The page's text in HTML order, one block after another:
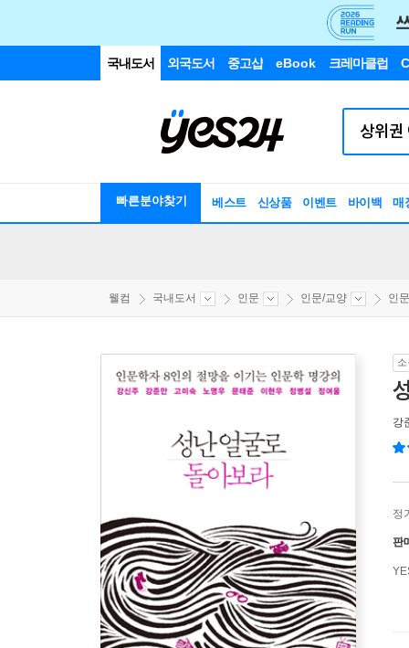
국내도서 외국도서 중고샵 eBook 크레마클럽
빠른분야찾기 베스트 신상품 이벤트 바이백 매
웰컴 국내도서 인문 인문/교양 인
강
정
판